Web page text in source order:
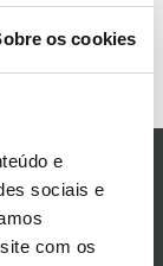
os cookies
e
sociais e
com os
serviços
de Contacto
do seu veículo, ou
de um orçamento